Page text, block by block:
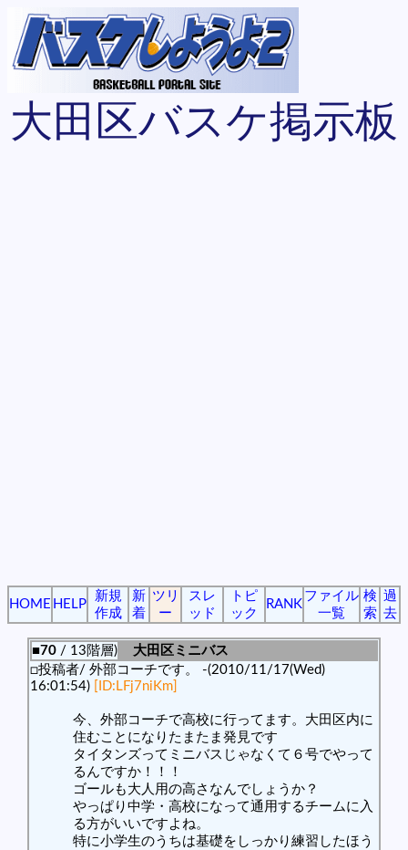
大田区バスケ掲示板
HOME HELP
新規
作成
新
着
ツリ
ー
スレ
ッド
トピ
ック
RANK
ファイル
一覧
検
索
過
去
■70 / 13階層)
大田区ミニバス
□投稿者/ 外部コーチです。 -(2010/11/17(Wed)
16:01:54)
[ID:LFj7niKm]
今、外部コーチで高校に行ってます。大田区内に
住むことになりたまたま発見です
タイタンズってミニバスじゃなくて６号でやって
るんですか！！！
ゴールも大人用の高さなんでしょうか？
やっぱり中学・高校になって通用するチームに入
る方がいいですよね。
特に小学生のうちは基礎をしっかり練習したほう